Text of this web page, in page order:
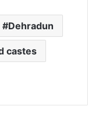
Dehradun
castes